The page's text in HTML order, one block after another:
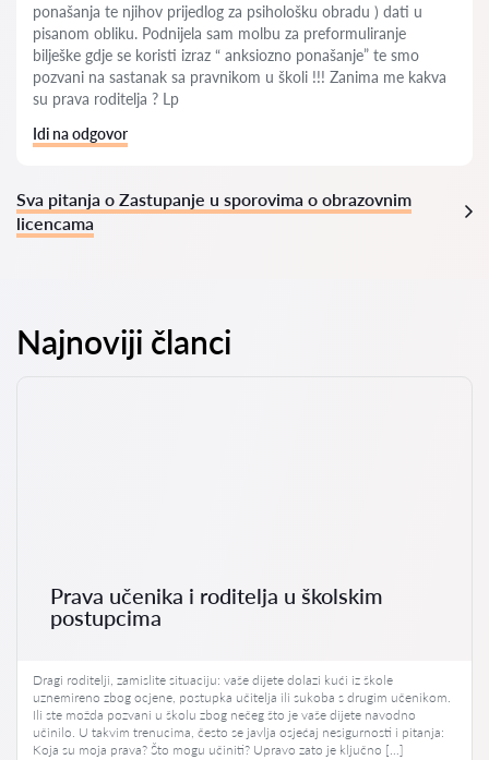
ponašanja te njihov prijedlog za psihološku obradu ) dati u
pisanom obliku. Podnijela sam molbu za preformuliranje
bilješke gdje se koristi izraz “ anksiozno ponašanje” te smo
pozvani na sastanak sa pravnikom u školi !!! Zanima me kakva
su prava roditelja ? Lp
Idi na odgovor
Sva pitanja o Zastupanje u sporovima o obrazovnim
licencama
Najnoviji članci
Prava učenika i roditelja u školskim
postupcima
Dragi roditelji, zamislite situaciju: vaše dijete dolazi kući iz škole
uznemireno zbog ocjene, postupka učitelja ili sukoba s drugim učenikom.
Ili ste možda pozvani u školu zbog nečeg što je vaše dijete navodno
učinilo. U takvim trenucima, često se javlja osjećaj nesigurnosti i pitanja:
Koja su moja prava? Što mogu učiniti? Upravo zato je ključno […]